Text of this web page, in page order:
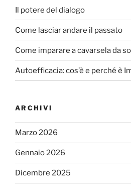
Il potere del dialogo
Come lasciar andare il passato
Come imparare a cavarsela da
Autoefficacia: cos’è e perché è
ARCHIVI
Marzo 2026
Gennaio 2026
Dicembre 2025